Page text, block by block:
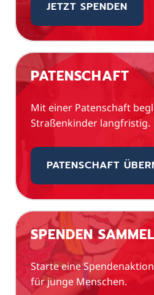
JETZT SPENDEN
PATENSCHAFT
Mit einer Patenschaft
Straßenkinder langfristig.
PATENSCHAFT
SPENDEN
Starte eine
für junge Menschen.